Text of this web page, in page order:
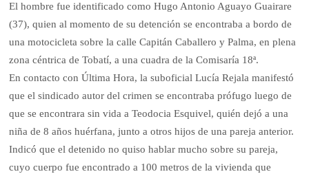
El hombre fue identificado como Hugo Antonio Aguayo Guairare
(37), quien al momento de su detención se encontraba a bordo de
una motocicleta sobre la calle Capitán Caballero y Palma, en plena
zona céntrica de Tobatí, a una cuadra de la Comisaría 18ª.
En contacto con Última Hora, la suboficial Lucía Rejala manifestó
que el sindicado autor del crimen se encontraba prófugo luego de
que se encontrara sin vida a Teodocia Esquivel, quién dejó a una
niña de 8 años huérfana, junto a otros hijos de una pareja anterior.
Indicó que el detenido no quiso hablar mucho sobre su pareja,
cuyo cuerpo fue encontrado a 100 metros de la vivienda que